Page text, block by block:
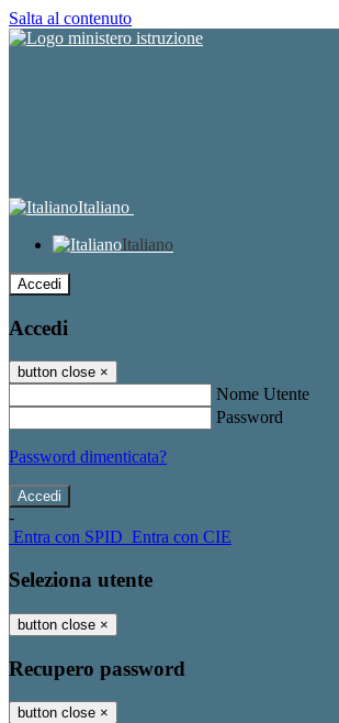
Salta al contenuto
Italiano
Italiano
Accedi
Accedi
button close ×
Nome Utente
Password
Password dimenticata?
-
Entra con SPID Entra con CIE
Seleziona utente
button close ×
Recupero password
button close ×